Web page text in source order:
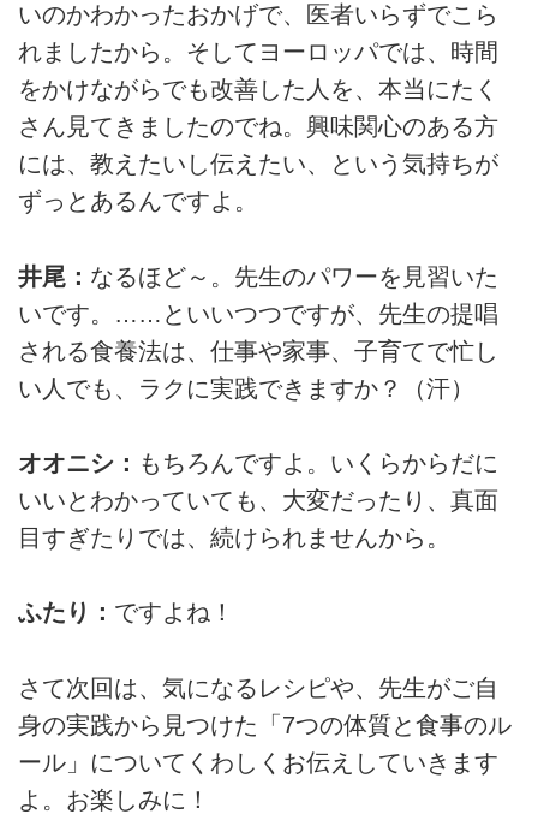
いのかわかったおかげで、医者いらずでこら
れましたから。そしてヨーロッパでは、時間
をかけながらでも改善した人を、本当にたく
さん見てきましたのでね。興味関心のある方
には、教えたいし伝えたい、という気持ちが
ずっとあるんですよ。
井尾： なるほど～。先生のパワーを見習いた
いです。……といいつつですが、先生の提唱
される食養法は、仕事や家事、子育てで忙し
い人でも、ラクに実践できますか？（汗）
オオニシ： もちろんですよ。いくらからだに
いいとわかっていても、大変だったり、真面
目すぎたりでは、続けられませんから。
ふたり： ですよね！
さて次回は、気になるレシピや、先生がご自
身の実践から見つけた「7つの体質と食事のル
ール」についてくわしくお伝えしていきます
よ。お楽しみに！